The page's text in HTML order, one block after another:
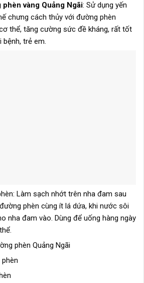
phèn vàng Quảng Ngãi: Sử dụng yến
chưng cách thủy với đường phèn
thể, tăng cường sức đề kháng, rất tốt
bệnh, trẻ em.
Làm sạch nhớt trên nha đam sau
phèn cùng ít lá dứa, khi nước sôi
nha đam vào. Dùng để uống hàng ngày
phèn Quảng Ngãi